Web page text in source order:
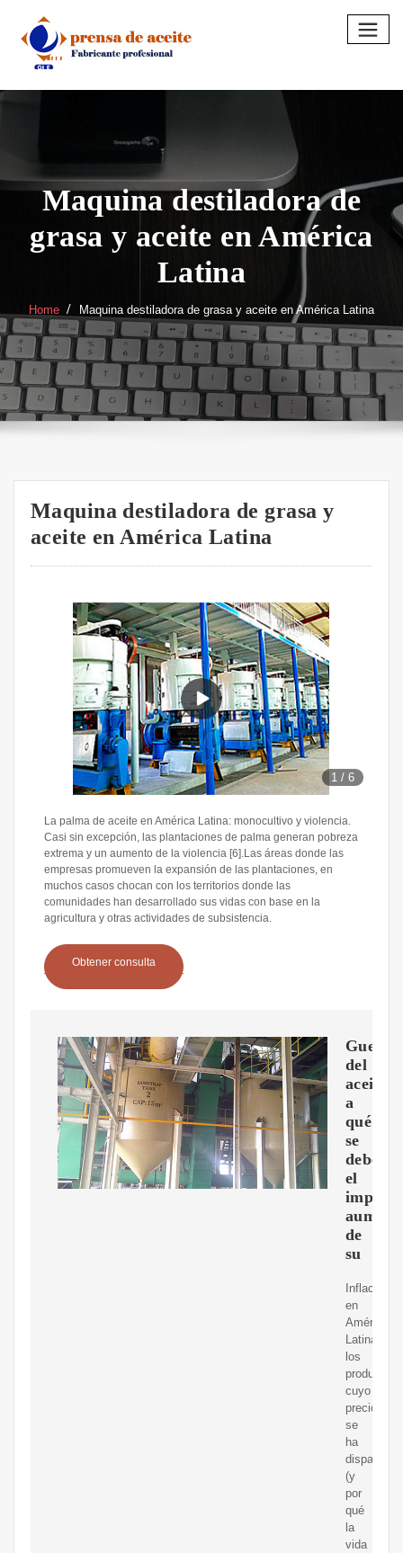
content
Maquina destiladora de
grasa y aceite en América
Latina
Home Maquina destiladora de grasa y aceite en América Latina
Maquina destiladora de grasa y
aceite en América Latina
1 /6
La palma de aceite en América Latina: monocultivo y violencia.
Casi sin excepción, las plantaciones de palma generan pobreza
extrema y un aumento de la violencia [6].Las áreas donde las
empresas promueven la expansión de las plantaciones, en
muchos casos chocan con los territorios donde las
comunidades han desarrollado sus vidas con base en la
agricultura y otras actividades de subsistencia.
Obtener consulta
Guerra
del
aceite:
a
qué
se
debe
el
de
su
Inflación
en
América
Latina:
los
productos
cuyo
precio
se
ha
disparado
(y
por
qué
la
vida